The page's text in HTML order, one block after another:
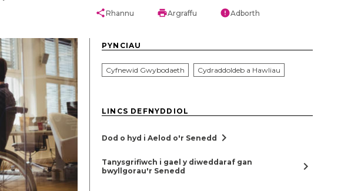
shareRhannu printArgraffu errorAdborth
PYNCIAU
Cyfnewid Gwybodaeth Cydraddoldeb a Hawliau
LINCS DEFNYDDIOL
Dod o hyd i Aelod o'r Senedd chevron_right
Tanysgrifiwch i gael y diweddaraf gan
bwyllgorau'r Senedd
chevron_right